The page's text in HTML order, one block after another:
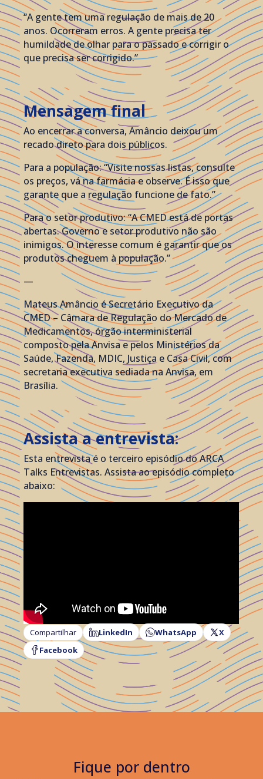
“A gente tem uma regulação de mais de 20
anos. Ocorreram erros. A gente precisa ter
humildade de olhar para o passado e corrigir o
que precisa ser corrigido.”
Mensagem final
Ao encerrar a conversa, Amâncio deixou um
recado direto para dois públicos.
Para a população: “Visite nossas listas, consulte
os preços, vá na farmácia e observe. É isso que
garante que a regulação funcione de fato.”
Para o setor produtivo: “A CMED está de portas
abertas. Governo e setor produtivo não são
inimigos. O interesse comum é garantir que os
produtos cheguem à população.”
—
Mateus Amâncio é Secretário Executivo da
CMED – Câmara de Regulação do Mercado de
Medicamentos, órgão interministerial
composto pela Anvisa e pelos Ministérios da
Saúde, Fazenda, MDIC, Justiça e Casa Civil, com
secretaria executiva sediada na Anvisa, em
Brasília.
Assista a entrevista:
Esta entrevista é o terceiro episódio do ARCA
Talks Entrevistas. Assista ao episódio completo
abaixo:
Compartilhar LinkedIn WhatsApp
X
Facebook
Fique por dentro